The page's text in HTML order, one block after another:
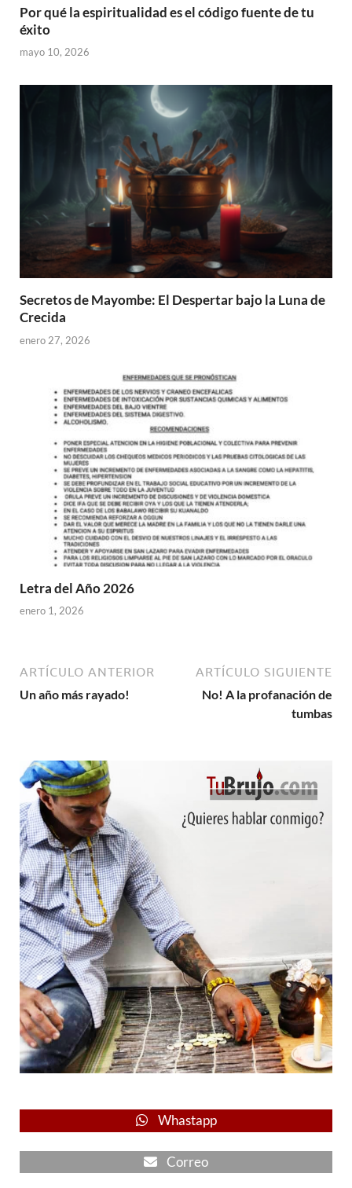
Por qué la espiritualidad es el código fuente de tu
éxito
mayo 10, 2026
Secretos de Mayombe: El Despertar bajo la Luna de
Crecida
enero 27, 2026
Letra del Año 2026
enero 1, 2026
ARTÍCULO ANTERIOR
Un año más rayado!
ARTÍCULO SIGUIENTE
No! A la profanación de
tumbas
Whastapp
Correo